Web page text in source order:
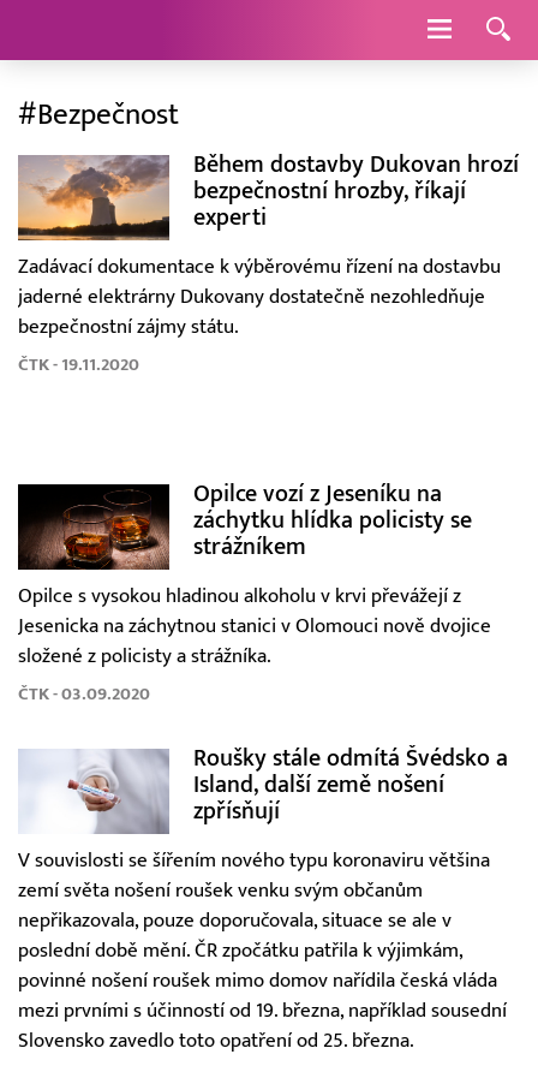
Navigace
#Bezpečnost
Během dostavby Dukovan hrozí
bezpečnostní hrozby, říkají
experti
Zadávací dokumentace k výběrovému řízení na dostavbu
jaderné elektrárny Dukovany dostatečně nezohledňuje
bezpečnostní zájmy státu.
ČTK - 19.11.2020
Opilce vozí z Jeseníku na
záchytku hlídka policisty se
strážníkem
Opilce s vysokou hladinou alkoholu v krvi převážejí z
Jesenicka na záchytnou stanici v Olomouci nově dvojice
složené z policisty a strážníka.
ČTK - 03.09.2020
Roušky stále odmítá Švédsko a
Island, další země nošení
zpřísňují
V souvislosti se šířením nového typu koronaviru většina
zemí světa nošení roušek venku svým občanům
nepřikazovala, pouze doporučovala, situace se ale v
poslední době mění. ČR zpočátku patřila k výjimkám,
povinné nošení roušek mimo domov nařídila česká vláda
mezi prvními s účinností od 19. března, například sousední
Slovensko zavedlo toto opatření od 25. března.